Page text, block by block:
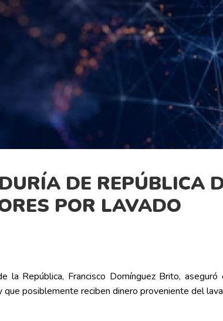
DE REPÚBLICA
POR LAVADO
la República, Francisco Domínguez Brito,
posiblemente reciben dinero proveniente del